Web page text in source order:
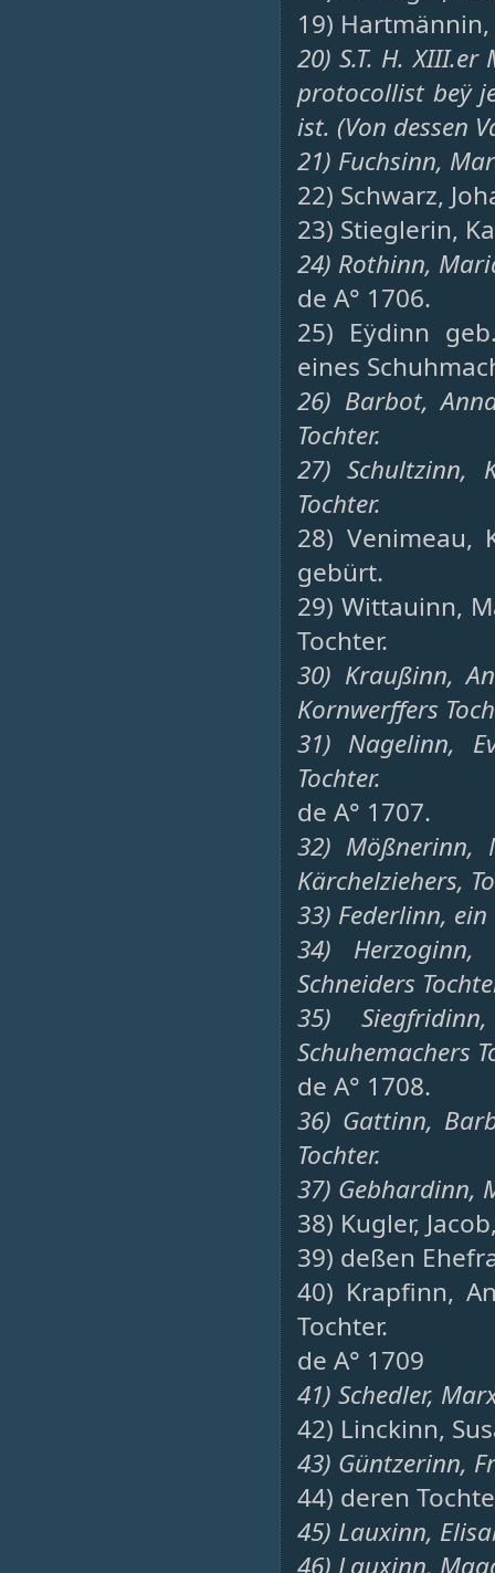
19)
20) S.T. H.
protocollist beÿ
ist. (Von dessen
21) Fuchsinn,
22) Schwarz,
23) Stieglerin,
24) Rothinn,
de A° 1706.
25) Eÿdinn
eines
26) Barbot,
Tochter.
27) Schultzinn,
Tochter.
28) Venimeau,
gebürt.
29) Wittauinn,
Tochter.
30) Kraußinn,
Kornwerffers
31) Nagelinn,
Tochter.
de A° 1707.
32) Mößnerinn,
Kärchelziehers,
33) Federlinn,
34) Herzoginn,
Schneiders
35)
Schuhemachers
de A° 1708.
36) Gattinn,
Tochter.
37) Gebhardinn,
38) Kugler,
39) deßen
40) Krapfinn,
Tochter.
de A° 1709
41) Schedler,
42) Linckinn,
43) Güntzerinn,
44) deren
45) Lauxinn,
46) Lauxinn,